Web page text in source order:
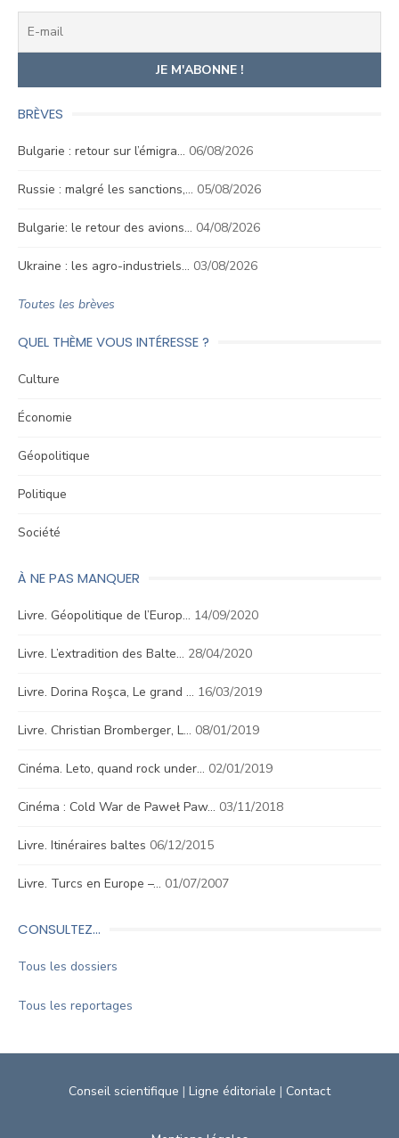
BRÈVES
Bulgarie : retour sur l’émigra… 06/08/2026
Russie : malgré les sanctions,… 05/08/2026
Bulgarie: le retour des avions… 04/08/2026
Ukraine : les agro-industriels… 03/08/2026
Toutes les brèves
QUEL THÈME VOUS INTÉRESSE ?
Culture
Économie
Géopolitique
Politique
Société
À NE PAS MANQUER
Livre. Géopolitique de l’Europ… 14/09/2020
Livre. L’extradition des Balte… 28/04/2020
Livre. Dorina Roşca, Le grand … 16/03/2019
Livre. Christian Bromberger, L… 08/01/2019
Cinéma. Leto, quand rock under… 02/01/2019
Cinéma : Cold War de Paweł Paw… 03/11/2018
Livre. Itinéraires baltes 06/12/2015
Livre. Turcs en Europe –… 01/07/2007
CONSULTEZ…
Tous les dossiers
Tous les reportages
Conseil scientifique | Ligne éditoriale | Contact